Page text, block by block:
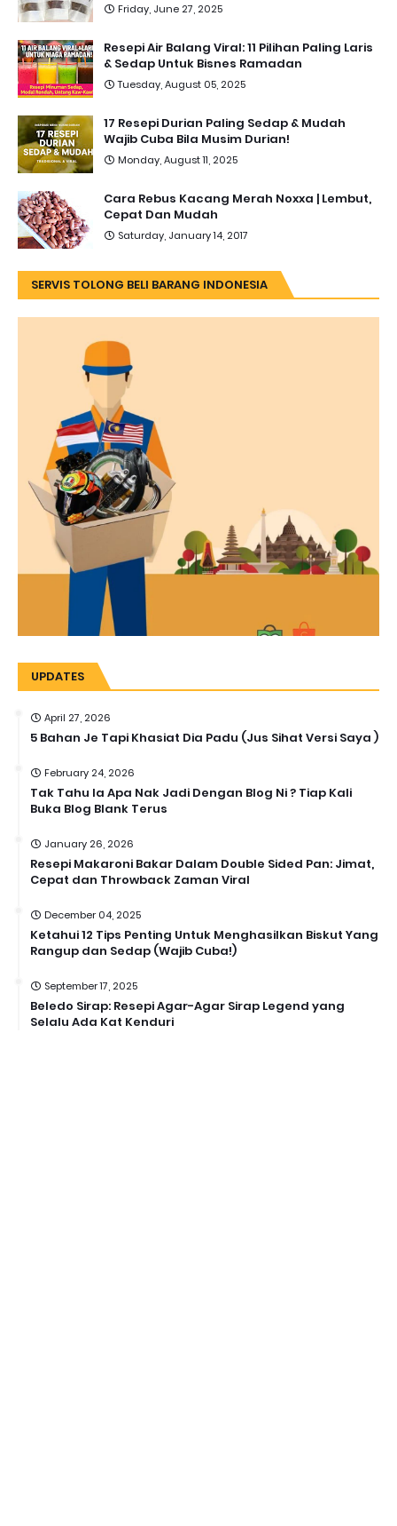
Friday, June 27, 2025
Resepi Air Balang Viral: 11 Pilihan Paling Laris
& Sedap Untuk Bisnes Ramadan
Tuesday, August 05, 2025
17 Resepi Durian Paling Sedap & Mudah
Wajib Cuba Bila Musim Durian!
Monday, August 11, 2025
Cara Rebus Kacang Merah Noxxa | Lembut,
Cepat Dan Mudah
Saturday, January 14, 2017
SERVIS TOLONG BELI BARANG INDONESIA
UPDATES
April 27, 2026
5 Bahan Je Tapi Khasiat Dia Padu (Jus Sihat Versi Saya )
February 24, 2026
Tak Tahu la Apa Nak Jadi Dengan Blog Ni ? Tiap Kali
Buka Blog Blank Terus
January 26, 2026
Resepi Makaroni Bakar Dalam Double Sided Pan: Jimat,
Cepat dan Throwback Zaman Viral
December 04, 2025
Ketahui 12 Tips Penting Untuk Menghasilkan Biskut Yang
Rangup dan Sedap (Wajib Cuba!)
September 17, 2025
Beledo Sirap: Resepi Agar-Agar Sirap Legend yang
Selalu Ada Kat Kenduri